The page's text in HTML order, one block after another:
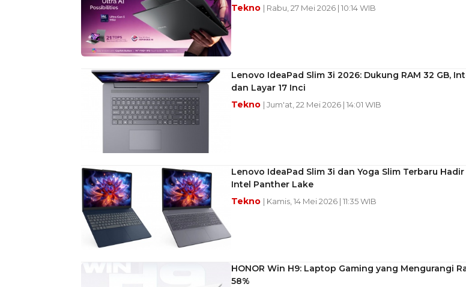
Tekno | Rabu, 27 Mei 2026 | 10:14 WIB
Lenovo IdeaPad Slim 3i 2026: Dukung RAM 32 GB,
dan Layar 17 Inci
Tekno | Jum'at, 22 Mei 2026 | 14:01 WIB
Lenovo IdeaPad Slim 3i dan Yoga Slim Terbaru
Intel Panther Lake
Tekno | Kamis, 14 Mei 2026 | 11:35 WIB
HONOR Win H9: Laptop Gaming yang Mengurangi
58%